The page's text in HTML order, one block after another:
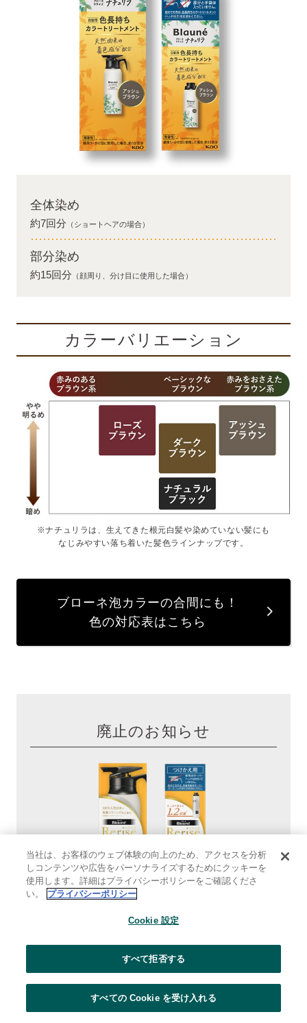
全体染め
約7回分 （ショートヘアの場合）
部分染め
約15回分 （顔周り、分け目に使用した場合）
カラーバリエーション
※ナチュリラは、生えてきた根元白髪や染めていない髪にも
なじみやすい落ち着いた髪色ラインナップです。
ブローネ泡カラーの合間にも！
色の対応表はこちら
廃止のお知らせ
ブローネリライズ
まとまり仕上げ リ・ブラック
長らくのご愛用ありがとうございました。
当社は、お客様のウェブ体験の向上のため、アクセスを分析
しコンテンツや広告をパーソナライズするためにクッキーを
使用します。詳細はプライバシーポリシーをご確認くださ
い。
プライバシーポリシー
Cookie 設定
すべて拒否する
すべての Cookie を受け入れる